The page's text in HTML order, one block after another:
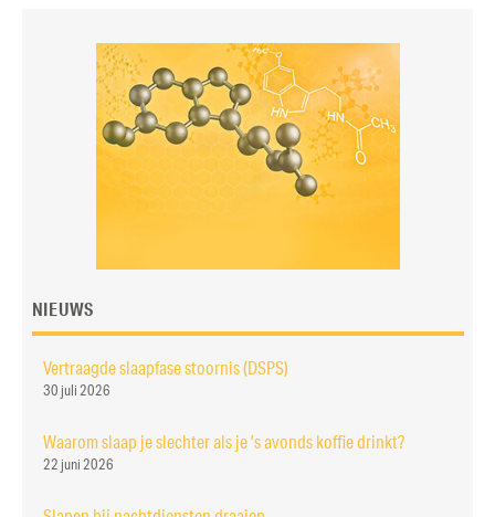
NIEUWS
Vertraagde slaapfase stoornis (DSPS)
30 juli 2026
Waarom slaap je slechter als je ’s avonds koffie drinkt?
22 juni 2026